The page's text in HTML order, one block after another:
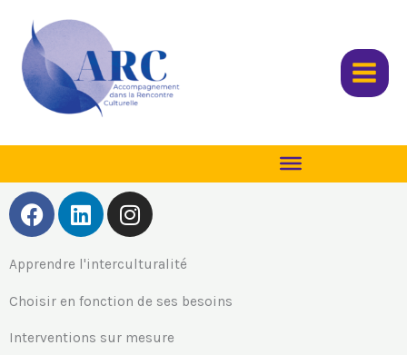
contenu
F
a
e
b
o
L
i
k
e
i
I
n
t
a
r
Apprendre l'interculturalité
Choisir en fonction de ses besoins
Interventions sur mesure